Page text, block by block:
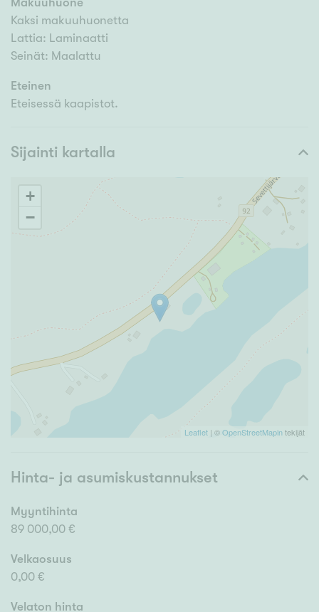
Kaksi makuuhuonetta
Lattia: Laminaatti
Seinät: Maalattu
Eteinen
Eteisessä kaapistot.
Sijainti kartalla
+
−
Leaflet | ©OpenStreetMapintekijät
Hinta- ja asumiskustannukset
Myyntihinta
89 000,00 €
Velkaosuus
0,00 €
Velaton hinta